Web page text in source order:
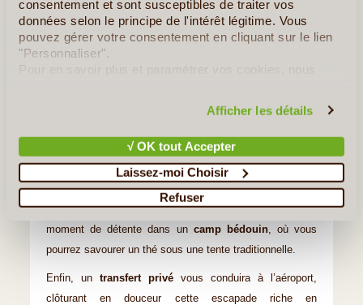
consentement et sont susceptibles de traiter vos
données selon le principe de l'intérêt légitime. Vous
pouvez gérer votre consentement en cliquant sur le lien
"Personnaliser".
Pour en savoir plus et paramétrer vos cookies, nous
Afficher les détails
√ OK tout Accepter
Laissez-moi Choisir
Refuser
Découvrez la diversité des boutiques de Doha, entre
galeries de luxe et marchés traditionnels. Flânez dans les
centres commerciaux prestigieux comme le
dans le désert qatari lors d’unsafari en 4x4
dunes ondoyantes avec un pilote expert, avant
d’atteindre l’incroyableInland Sea, où le sable rencontre
les eaux du Golfe. Terminez cette expédition par un
moment de détente dans un camp bédouin, où vous
pourrez savourer un thé sous une tente traditionnelle.
Enfin, un transfert privé vous conduira à l’aéroport,
clôturant en douceur cette escapade riche en